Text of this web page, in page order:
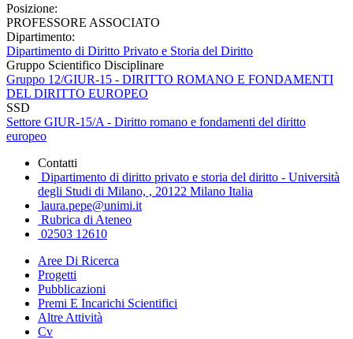
Posizione:
PROFESSORE ASSOCIATO
Dipartimento:
Dipartimento di Diritto Privato e Storia del Diritto
Gruppo Scientifico Disciplinare
Gruppo 12/GIUR-15 - DIRITTO ROMANO E FONDAMENTI
DEL DIRITTO EUROPEO
SSD
Settore GIUR-15/A - Diritto romano e fondamenti del diritto
europeo
Contatti
Dipartimento di diritto privato e storia del diritto - Università
degli Studi di Milano, , 20122 Milano Italia
laura.pepe@unimi.it
Rubrica di Ateneo
02503 12610
Aree Di Ricerca
Progetti
Pubblicazioni
Premi E Incarichi Scientifici
Altre Attività
Cv